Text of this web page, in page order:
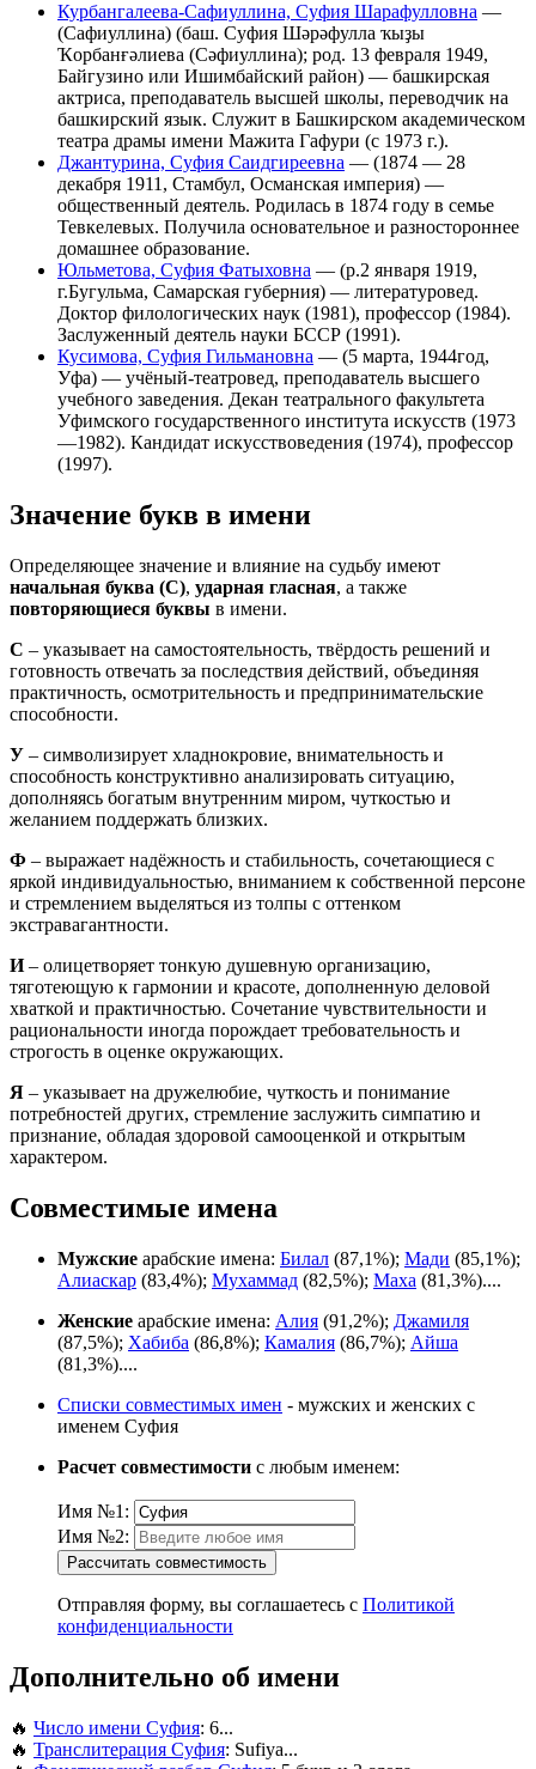
Курбангалеева-Сафиуллина, Суфия Шарафулловна —
(Сафиуллина) (баш. Суфия Шәрәфулла ҡыҙы
Ҡорбанғәлиева (Сәфиуллина); род. 13 февраля 1949,
Байгузино или Ишимбайский район) — башкирская
актриса, преподаватель высшей школы, переводчик на
башкирский язык. Служит в Башкирском академическом
театра драмы имени Мажита Гафури (с 1973 г.).
Джантурина, Суфия Саидгиреевна — (1874 — 28
декабря 1911, Стамбул, Османская империя) —
общественный деятель. Родилась в 1874 году в семье
Тевкелевых. Получила основательное и разностороннее
домашнее образование.
Юльметова, Суфия Фатыховна — (р.2 января 1919,
г.Бугульма, Самарская губерния) — литературовед.
Доктор филологических наук (1981), профессор (1984).
Заслуженный деятель науки БССР (1991).
Кусимова, Суфия Гильмановна — (5 марта, 1944год,
Уфа) — учёный-театровед, преподаватель высшего
учебного заведения. Декан театрального факультета
Уфимского государственного института искусств (1973
—1982). Кандидат искусствоведения (1974), профессор
(1997).
Значение букв в имени
Определяющее значение и влияние на судьбу имеют
начальная буква (С), ударная гласная, а также
повторяющиеся буквы в имени.
С – указывает на самостоятельность, твёрдость решений и
готовность отвечать за последствия действий, объединяя
практичность, осмотрительность и предпринимательские
способности.
У – символизирует хладнокровие, внимательность и
способность конструктивно анализировать ситуацию,
дополняясь богатым внутренним миром, чуткостью и
желанием поддержать близких.
Ф – выражает надёжность и стабильность, сочетающиеся с
яркой индивидуальностью, вниманием к собственной персоне
и стремлением выделяться из толпы с оттенком
экстравагантности.
И– олицетворяет тонкую душевную организацию,
тяготеющую к гармонии и красоте, дополненную деловой
хваткой и практичностью. Сочетание чувствительности и
рациональности иногда порождает требовательность и
строгость в оценке окружающих.
Я – указывает на дружелюбие, чуткость и понимание
потребностей других, стремление заслужить симпатию и
признание, обладая здоровой самооценкой и открытым
характером.
Совместимые имена
Мужские арабские имена: Билал (87,1%); Мади (85,1%);
Алиаскар (83,4%); Мухаммад (82,5%); Маха (81,3%)....
Женские арабские имена: Алия (91,2%); Джамиля
(87,5%); Хабиба (86,8%); Камалия (86,7%); Айша
(81,3%)....
Списки совместимых имен - мужских и женских с
именем Суфия
Расчет совместимости с любым именем:
Имя №1:
Имя №2:
Рассчитать совместимость
Отправляя форму, вы соглашаетесь с Политикой
конфиденциальности
Дополнительно об имени
🔥 Число имени Суфия: 6...
🔥 Транслитерация Суфия: Sufiya...